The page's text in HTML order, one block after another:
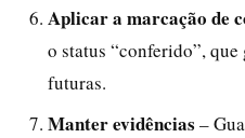
Aplicar a marcação de
o status “conferido”,
futuras.
Manter evidências –